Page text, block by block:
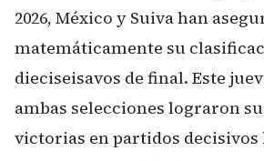
2026, México y Suiva han
matemáticamente su
dieciseisavos de final. Este
ambas selecciones lograron
victorias en partidos decisivos